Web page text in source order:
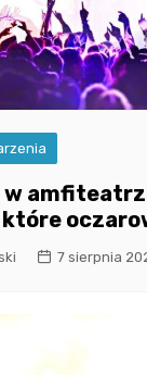
w
7 sierpnia